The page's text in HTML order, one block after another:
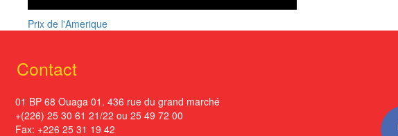
Prix de l'Amerique
Contact
01 BP 68 Ouaga 01. 436 rue du grand marché
+(226) 25 30 61 21/22 ou 25 49 72 00
Fax: +226 25 31 19 42